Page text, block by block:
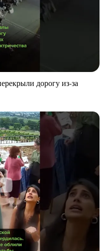
дорогу из-за